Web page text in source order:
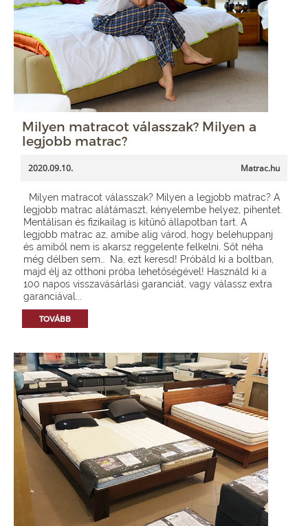
Milyen matracot válasszak? Milyen a
legjobb matrac?
2020.09.10. Matrac.hu
Milyen matracot válasszak? Milyen a legjobb matrac? A
legjobb matrac alátámaszt, kényelembe helyez, pihentet.
Mentálisan és fizikailag is kitűnő állapotban tart. A
legjobb matrac az, amibe alig várod, hogy belehuppanj
és amiből nem is akarsz reggelente felkelni. Sőt néha
még délben sem… Na, ezt keresd! Próbáld ki a boltban,
majd élj az otthoni próba lehetőségével! Használd ki a
100 napos visszavásárlási garanciát, vagy válassz extra
garanciával...
TOVÁBB